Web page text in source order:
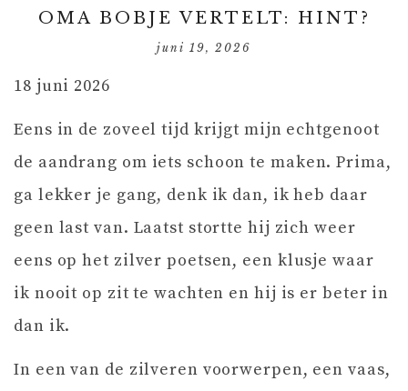
OMA BOBJE VERTELT: HINT?
juni 19, 2026
18 juni 2026
Eens in de zoveel tijd krijgt mijn echtgenoot
de aandrang om iets schoon te maken. Prima,
ga lekker je gang, denk ik dan, ik heb daar
geen last van. Laatst stortte hij zich weer
eens op het zilver poetsen, een klusje waar
ik nooit op zit te wachten en hij is er beter in
dan ik.
In een van de zilveren voorwerpen, een vaas,